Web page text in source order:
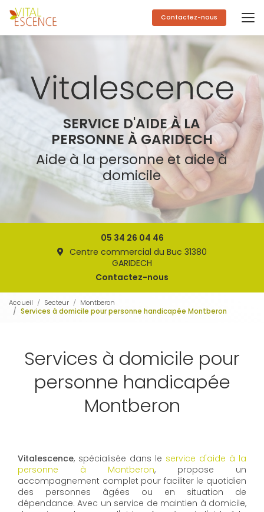
Aller
au
contenu
principal
Contactez-nous
SERVICE D'AIDE À LA
PERSONNE À GARIDECH
Aide à la personne et aide à
domicile
05 34 26 04 46
Centre commercial du Buc 31380
GARIDECH
Contactez-nous
Accueil Secteur
Montberon
Services à domicile pour personne handicapée Montberon
Services à domicile pour
personne handicapée
Montberon
Vitalescence, spécialisée dans le service d'aide à la
personne à Montberon, propose un
accompagnement complet pour faciliter le quotidien
des personnes âgées ou en situation de
dépendance. Avec un service de maintien à domicile,